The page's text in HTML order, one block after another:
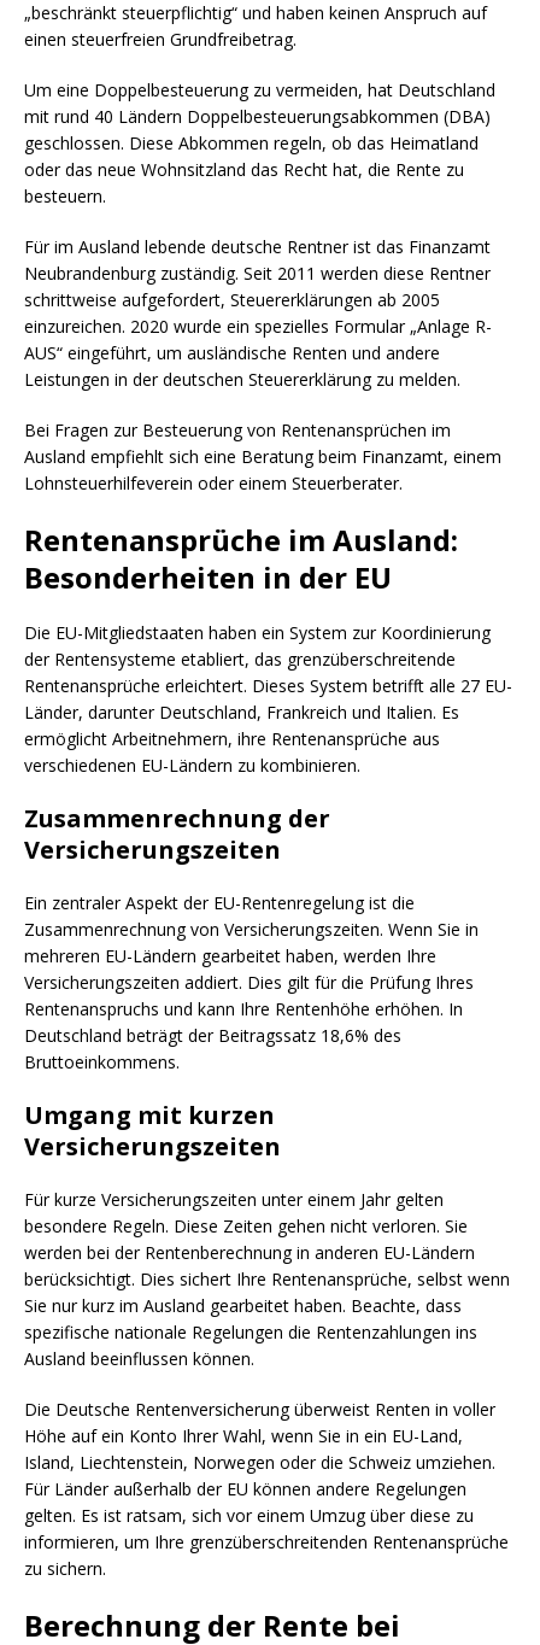
„beschränkt steuerpflichtig“ und haben keinen Anspruch auf
einen steuerfreien Grundfreibetrag.
Um eine Doppelbesteuerung zu vermeiden, hat Deutschland
mit rund 40 Ländern Doppelbesteuerungsabkommen (DBA)
geschlossen. Diese Abkommen regeln, ob das Heimatland
oder das neue Wohnsitzland das Recht hat, die Rente zu
besteuern.
Für im Ausland lebende deutsche Rentner ist das Finanzamt
Neubrandenburg zuständig. Seit 2011 werden diese Rentner
schrittweise aufgefordert, Steuererklärungen ab 2005
einzureichen. 2020 wurde ein spezielles Formular „Anlage R-
AUS“ eingeführt, um ausländische Renten und andere
Leistungen in der deutschen Steuererklärung zu melden.
Bei Fragen zur Besteuerung von Rentenansprüchen im
Ausland empfiehlt sich eine Beratung beim Finanzamt, einem
Lohnsteuerhilfeverein oder einem Steuerberater.
Rentenansprüche im Ausland:
Besonderheiten in der EU
Die EU-Mitgliedstaaten haben ein System zur Koordinierung
der Rentensysteme etabliert, das grenzüberschreitende
Rentenansprüche erleichtert. Dieses System betrifft alle 27 EU-
Länder, darunter Deutschland, Frankreich und Italien. Es
ermöglicht Arbeitnehmern, ihre Rentenansprüche aus
verschiedenen EU-Ländern zu kombinieren.
Zusammenrechnung der
Versicherungszeiten
Ein zentraler Aspekt der EU-Rentenregelung ist die
Zusammenrechnung von Versicherungszeiten. Wenn Sie in
mehreren EU-Ländern gearbeitet haben, werden Ihre
Versicherungszeiten addiert. Dies gilt für die Prüfung Ihres
Rentenanspruchs und kann Ihre Rentenhöhe erhöhen. In
Deutschland beträgt der Beitragssatz 18,6% des
Bruttoeinkommens.
Umgang mit kurzen
Versicherungszeiten
Für kurze Versicherungszeiten unter einem Jahr gelten
besondere Regeln. Diese Zeiten gehen nicht verloren. Sie
werden bei der Rentenberechnung in anderen EU-Ländern
berücksichtigt. Dies sichert Ihre Rentenansprüche, selbst wenn
Sie nur kurz im Ausland gearbeitet haben. Beachte, dass
spezifische nationale Regelungen die Rentenzahlungen ins
Ausland beeinflussen können.
Die Deutsche Rentenversicherung überweist Renten in voller
Höhe auf ein Konto Ihrer Wahl, wenn Sie in ein EU-Land,
Island, Liechtenstein, Norwegen oder die Schweiz umziehen.
Für Länder außerhalb der EU können andere Regelungen
gelten. Es ist ratsam, sich vor einem Umzug über diese zu
informieren, um Ihre grenzüberschreitenden Rentenansprüche
zu sichern.
Berechnung der Rente bei